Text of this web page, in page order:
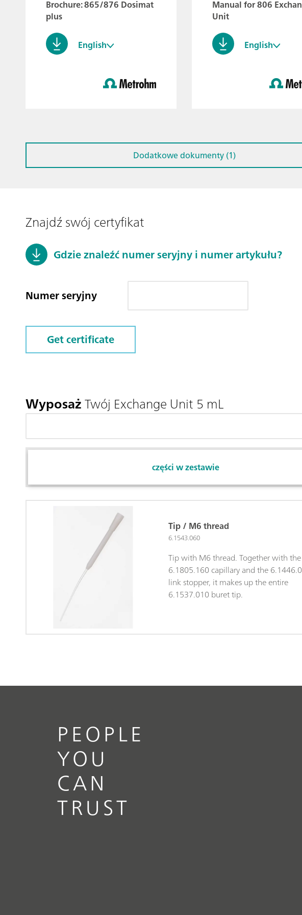
Brochure: 865/876 Dosimat
plus
English
Manual for 806
Unit
English
Dodatkowe dokumenty (1)
Znajdź swój certyfikat
Gdzie znaleźć numer seryjny i numer artykułu?
Numer seryjny
Get certificate
WyposażTwój Exchange Unit 5 mL
części w zestawie
Tip / M6 thread
6.1543.060
Tip with M6 thread. Together with the
6.1805.160 capillary and the
link stopper, it makes up the entire
6.1537.010 buret tip.
PEOPLE
YOU
CAN
TRUST